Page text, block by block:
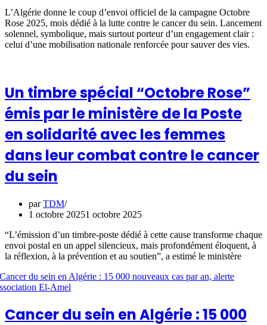
L’Algérie donne le coup d’envoi officiel de la campagne Octobre
Rose 2025, mois dédié à la lutte contre le cancer du sein. Lancement
solennel, symbolique, mais surtout porteur d’un engagement clair :
celui d’une mobilisation nationale renforcée pour sauver des vies.
Un timbre spécial “Octobre Rose”
émis par le ministère de la Poste
en solidarité avec les femmes
dans leur combat contre le cancer
du sein
parTDM
1 octobre 20251 octobre 2025
“L’émission d’un timbre-poste dédié à cette cause transforme chaque
envoi postal en un appel silencieux, mais profondément éloquent, à
la réflexion, à la prévention et au soutien”, a estimé le ministère
Cancer du sein en Algérie : 15 000